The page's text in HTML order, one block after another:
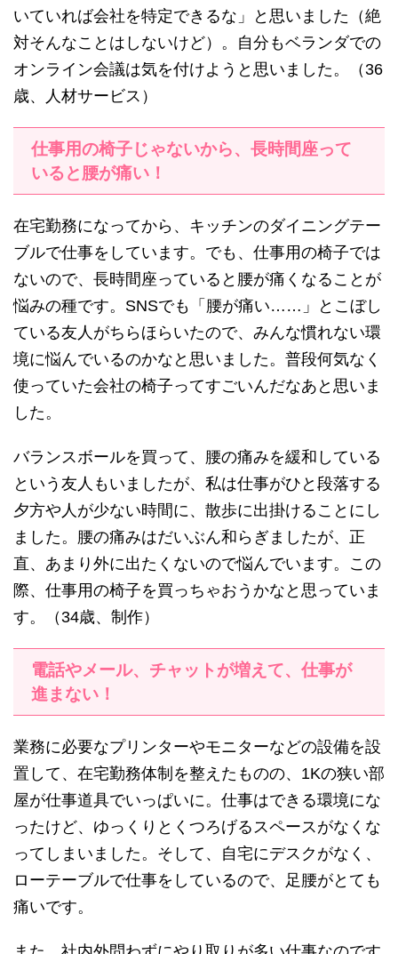
いていれば会社を特定できるな」と思いました（絶
対そんなことはしないけど）。自分もベランダでの
オンライン会議は気を付けようと思いました。（36
歳、人材サービス）
仕事用の椅子じゃないから、長時間座って
いると腰が痛い！
在宅勤務になってから、キッチンのダイニングテー
ブルで仕事をしています。でも、仕事用の椅子では
ないので、長時間座っていると腰が痛くなることが
悩みの種です。SNSでも「腰が痛い……」とこぼし
ている友人がちらほらいたので、みんな慣れない環
境に悩んでいるのかなと思いました。普段何気なく
使っていた会社の椅子ってすごいんだなあと思いま
した。
バランスボールを買って、腰の痛みを緩和している
という友人もいましたが、私は仕事がひと段落する
夕方や人が少ない時間に、散歩に出掛けることにし
ました。腰の痛みはだいぶん和らぎましたが、正
直、あまり外に出たくないので悩んでいます。この
際、仕事用の椅子を買っちゃおうかなと思っていま
す。（34歳、制作）
電話やメール、チャットが増えて、仕事が
進まない！
業務に必要なプリンターやモニターなどの設備を設
置して、在宅勤務体制を整えたものの、1Kの狭い部
屋が仕事道具でいっぱいに。仕事はできる環境にな
ったけど、ゆっくりとくつろげるスペースがなくな
ってしまいました。そして、自宅にデスクがなく、
ローテーブルで仕事をしているので、足腰がとても
痛いです。